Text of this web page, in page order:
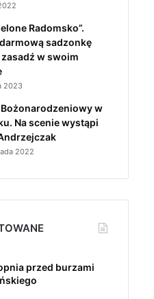
Radomsko”.
sadzonkę
w swoim
2023
w
Na scenie wystąpi
2022
przed burzami